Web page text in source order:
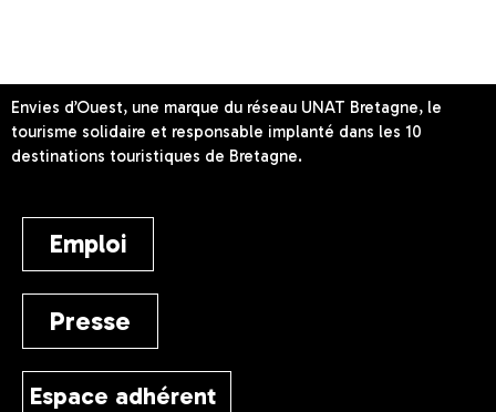
Envies d’Ouest, une marque du réseau UNAT Bretagne, le
tourisme solidaire et responsable implanté dans les 10
destinations touristiques de Bretagne.
Emploi
Presse
Espace adhérent